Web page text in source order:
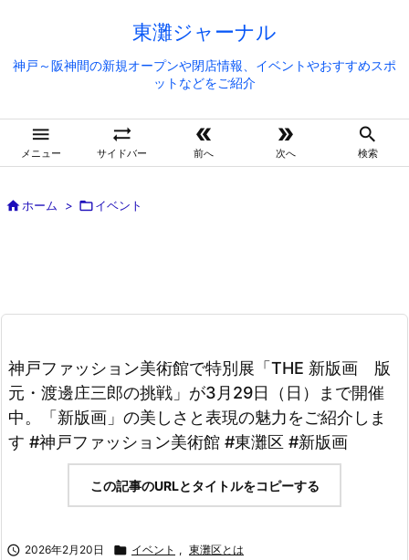
東灘ジャーナル
神戸～阪神間の新規オープンや閉店情報、イベントやおすすめスポ
ットなどをご紹介

メニュー

サイドバー

前へ

次へ

検索
ホーム > イベント
神戸ファッション美術館で特別展「THE 新版画 版
元・渡邊庄三郎の挑戦」が3月29日（日）まで開催
中。「新版画」の美しさと表現の魅力をご紹介しま
す #神戸ファッション美術館 #東灘区 #新版画
この記事のURLとタイトルをコピーする
 2026年2月20日  イベント , 東灘区とは